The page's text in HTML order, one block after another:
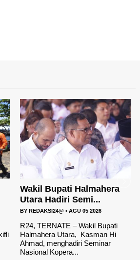
DPRD Mulai Bahas KUA –
PPAS 2027,P...
BYREDAKSI24@ •AGU 03 2026
R24, HALUT– Pemerintah Daerah
Halmahera Utara mengajukan
rencana keuangan Daerah dalam
dokumen...